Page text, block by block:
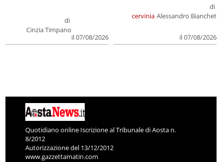
di
Cinzia Timpano
il 07/08/2026
cervinia
di
Alessandro Bianchet
il 07/08/2026
Quotidiano online Iscrizione al Tribunale di Aosta n.
8/2012
Autorizzazione del 13/12/2012
www.gazzettamatin.com